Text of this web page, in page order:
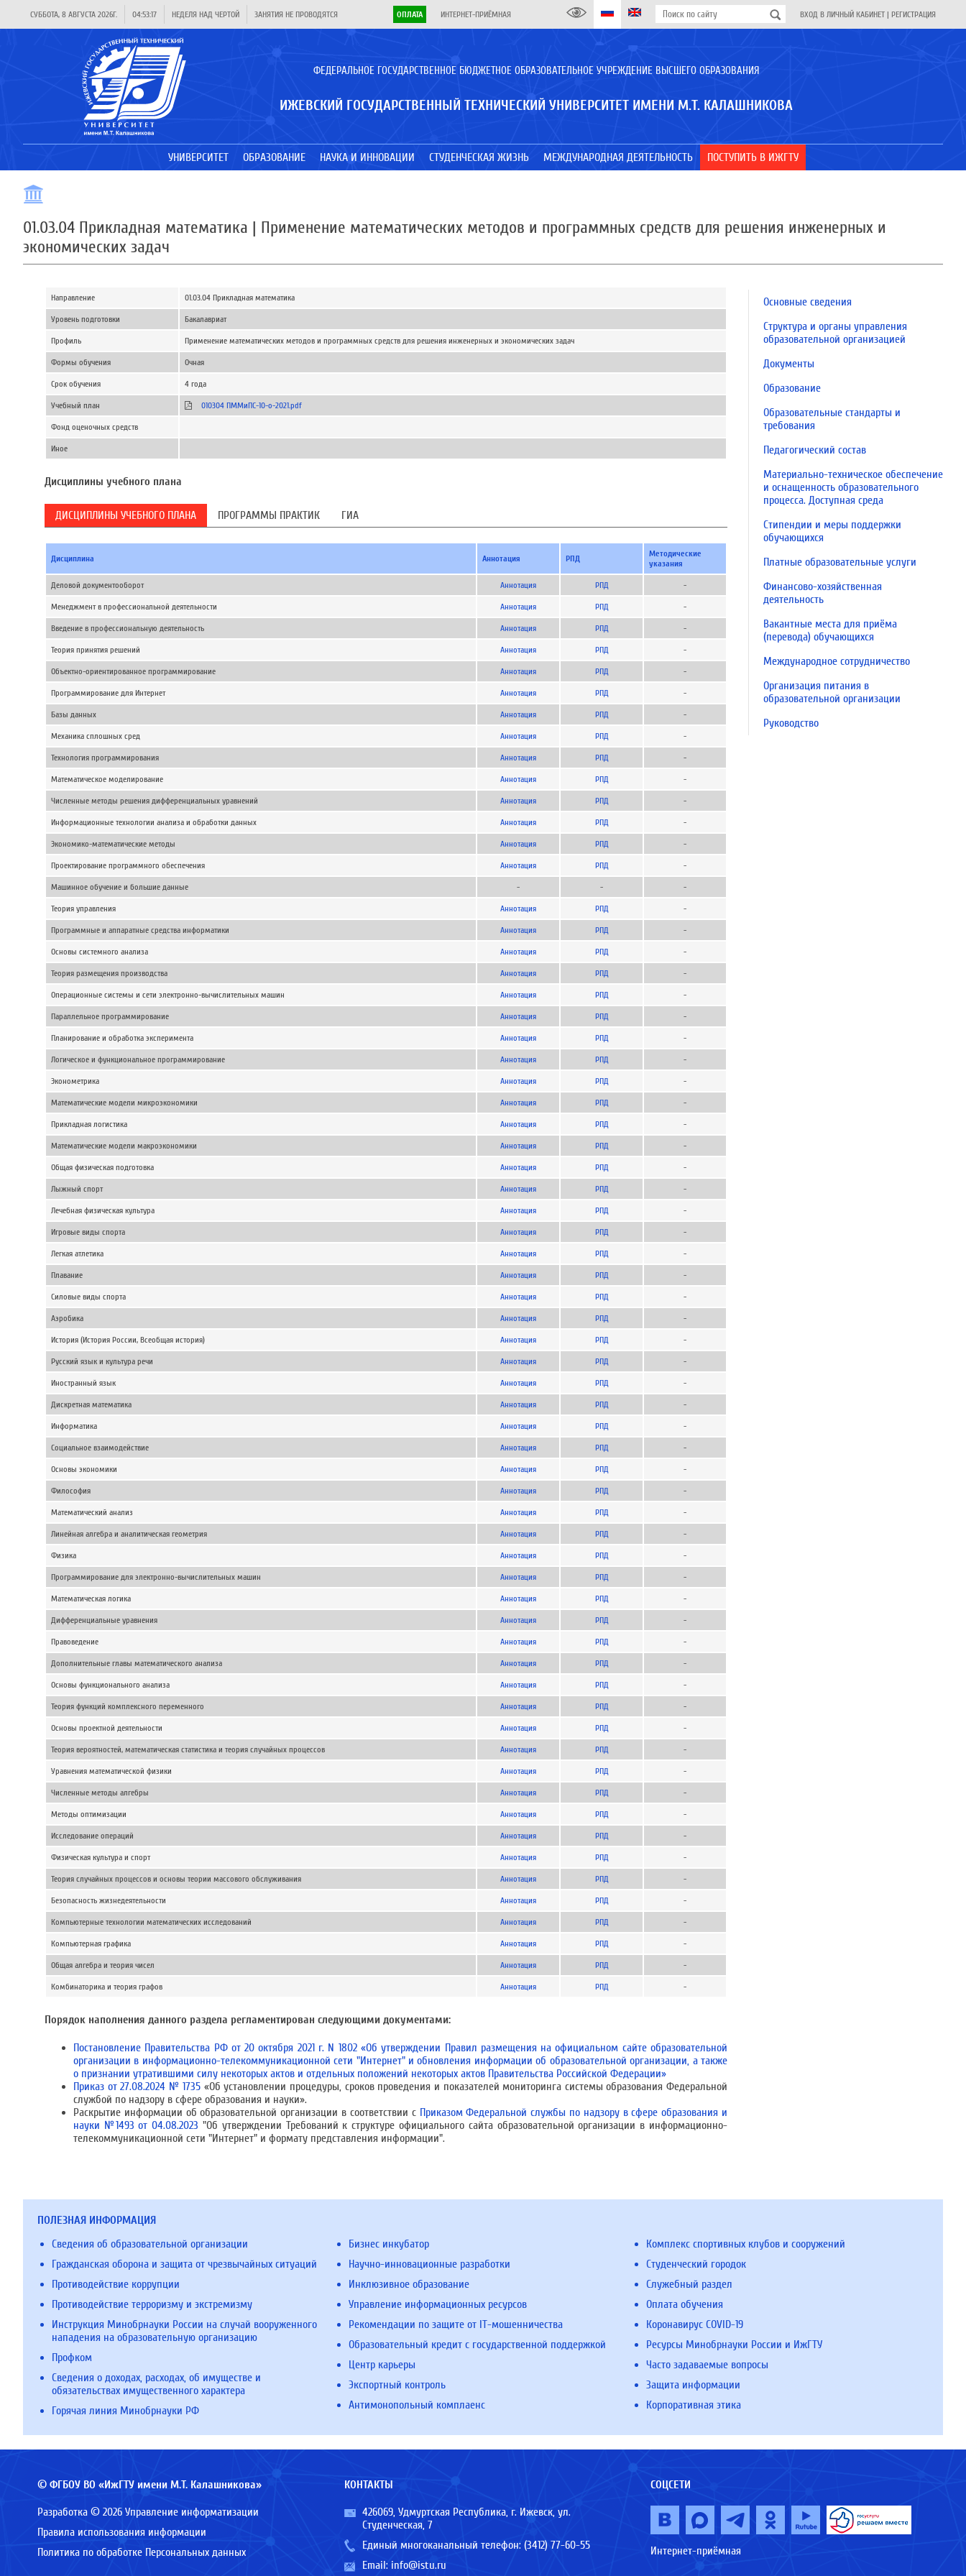
СУББОТА, 8 АВГУСТА 2026Г. 04:53:18 НЕДЕЛЯ НАД ЧЕРТОЙ ЗАНЯТИЯ НЕ ПРОВОДЯТСЯ ОПЛАТА ИНТЕРНЕТ-ПРИЁМНАЯ ВХОД В ЛИЧНЫЙ КАБИНЕТ | РЕГИСТРАЦИЯ
ФЕДЕРАЛЬНОЕ ГОСУДАРСТВЕННОЕ БЮДЖЕТНОЕ ОБРАЗОВАТЕЛЬНОЕ УЧРЕЖДЕНИЕ ВЫСШЕГО ОБРАЗОВАНИЯ
ИЖЕВСКИЙ ГОСУДАРСТВЕННЫЙ ТЕХНИЧЕСКИЙ УНИВЕРСИТЕТ ИМЕНИ М.Т. КАЛАШНИКОВА
УНИВЕРСИТЕТ ОБРАЗОВАНИЕ НАУКА И ИННОВАЦИИ СТУДЕНЧЕСКАЯ ЖИЗНЬ МЕЖДУНАРОДНАЯ ДЕЯТЕЛЬНОСТЬ ПОСТУПИТЬ В ИЖГТУ
01.03.04 Прикладная математика | Применение математических методов и программных средств для решения инженерных и
экономических задач
Направление 01.03.04 Прикладная математика
Уровень подготовки Бакалавриат
Профиль Применение математических методов и программных средств для решения инженерных и экономических задач
Формы обучения Очная
Срок обучения 4 года
Учебный план 010304 ПММиПС-10-о-2021.pdf
Фонд оценочных средств
Иное
Дисциплины учебного плана
ДИСЦИПЛИНЫ УЧЕБНОГО ПЛАНА ПРОГРАММЫ ПРАКТИК ГИА
Дисциплина Аннотация РПД
Методические
указания
Деловой документооборот Аннотация РПД -
Менеджмент в профессиональной деятельности Аннотация РПД -
Введение в профессиональную деятельность Аннотация РПД -
Теория принятия решений Аннотация РПД -
Объектно-ориентированное программирование Аннотация РПД -
Программирование для Интернет Аннотация РПД -
Базы данных Аннотация РПД -
Механика сплошных сред Аннотация РПД -
Технология программирования Аннотация РПД -
Математическое моделирование Аннотация РПД -
Численные методы решения дифференциальных уравнений Аннотация РПД -
Информационные технологии анализа и обработки данных Аннотация РПД -
Экономико-математические методы Аннотация РПД -
Проектирование программного обеспечения Аннотация РПД -
Машинное обучение и большие данные - - -
Теория управления Аннотация РПД -
Программные и аппаратные средства информатики Аннотация РПД -
Основы системного анализа Аннотация РПД -
Теория размещения производства Аннотация РПД -
Операционные системы и сети электронно-вычислительных машин Аннотация РПД -
Параллельное программирование Аннотация РПД -
Планирование и обработка эксперимента Аннотация РПД -
Логическое и функциональное программирование Аннотация РПД -
Эконометрика Аннотация РПД -
Математические модели микроэкономики Аннотация РПД -
Прикладная логистика Аннотация РПД -
Математические модели макроэкономики Аннотация РПД -
Общая физическая подготовка Аннотация РПД -
Лыжный спорт Аннотация РПД -
Лечебная физическая культура Аннотация РПД -
Игровые виды спорта Аннотация РПД -
Легкая атлетика Аннотация РПД -
Плавание Аннотация РПД -
Силовые виды спорта Аннотация РПД -
Аэробика Аннотация РПД -
История (История России, Всеобщая история) Аннотация РПД -
Русский язык и культура речи Аннотация РПД -
Иностранный язык Аннотация РПД -
Дискретная математика Аннотация РПД -
Информатика Аннотация РПД -
Социальное взаимодействие Аннотация РПД -
Основы экономики Аннотация РПД -
Философия Аннотация РПД -
Математический анализ Аннотация РПД -
Линейная алгебра и аналитическая геометрия Аннотация РПД -
Физика Аннотация РПД -
Программирование для электронно-вычислительных машин Аннотация РПД -
Математическая логика Аннотация РПД -
Дифференциальные уравнения Аннотация РПД -
Правоведение Аннотация РПД -
Дополнительные главы математического анализа Аннотация РПД -
Основы функционального анализа Аннотация РПД -
Теория функций комплексного переменного Аннотация РПД -
Основы проектной деятельности Аннотация РПД -
Теория вероятностей, математическая статистика и теория случайных процессов Аннотация РПД -
Уравнения математической физики Аннотация РПД -
Численные методы алгебры Аннотация РПД -
Методы оптимизации Аннотация РПД -
Исследование операций Аннотация РПД -
Физическая культура и спорт Аннотация РПД -
Теория случайных процессов и основы теории массового обслуживания Аннотация РПД -
Безопасность жизнедеятельности Аннотация РПД -
Компьютерные технологии математических исследований Аннотация РПД -
Компьютерная графика Аннотация РПД -
Общая алгебра и теория чисел Аннотация РПД -
Комбинаторика и теория графов Аннотация РПД -
Порядок наполнения данного раздела регламентирован следующими документами:
Постановление Правительства РФ от 20 октября 2021 г. N 1802 «Об утверждении Правил размещения на официальном сайте образовательной
организации в информационно-телекоммуникационной сети "Интернет" и обновления информации об образовательной организации, а также
о признании утратившими силу некоторых актов и отдельных положений некоторых актов Правительства Российской Федерации»
Приказ от 27.08.2024 № 1735 «Об установлении процедуры, сроков проведения и показателей мониторинга системы образования Федеральной
службой по надзору в сфере образования и науки».
Раскрытие информации об образовательной организации в соответствии с Приказом Федеральной службы по надзору в сфере образования и
науки №1493 от 04.08.2023 "Об утверждении Требований к структуре официального сайта образовательной организации в информационно-
телекоммуникационной сети "Интернет" и формату представления информации".
Основные сведения
Структура и органы управления
образовательной организацией
Документы
Образование
Образовательные стандарты и
требования
Педагогический состав
Материально-техническое обеспечение
и оснащенность образовательного
процесса. Доступная среда
Стипендии и меры поддержки
обучающихся
Платные образовательные услуги
Финансово-хозяйственная
деятельность
Вакантные места для приёма
(перевода) обучающихся
Международное сотрудничество
Организация питания в
образовательной организации
Руководство
ПОЛЕЗНАЯ ИНФОРМАЦИЯ
Сведения об образовательной организации
Гражданская оборона и защита от чрезвычайных ситуаций
Противодействие коррупции
Противодействие терроризму и экстремизму
Инструкция Минобрнауки России на случай вооруженного
нападения на образовательную организацию
Профком
Сведения о доходах, расходах, об имуществе и
обязательствах имущественного характера
Горячая линия Минобрнауки РФ
Бизнес инкубатор
Научно-инновационные разработки
Инклюзивное образование
Управление информационных ресурсов
Рекомендации по защите от IT-мошенничества
Образовательный кредит с государственной поддержкой
Центр карьеры
Экспортный контроль
Антимонопольный комплаенс
Комплекс спортивных клубов и сооружений
Студенческий городок
Служебный раздел
Оплата обучения
Коронавирус COVID-19
Ресурсы Минобрнауки России и ИжГТУ
Часто задаваемые вопросы
Защита информации
Корпоративная этика
© ФГБОУ ВО «ИжГТУ имени М.Т. Калашникова»
Разработка © 2026 Управление информатизации
Правила использования информации
Политика по обработке Персональных данных
КОНТАКТЫ
426069, Удмуртская Республика, г. Ижевск, ул.
Студенческая, 7
Единый многоканальный телефон: (3412) 77-60-55
Email: info@istu.ru
СОЦСЕТИ
Интернет-приёмная